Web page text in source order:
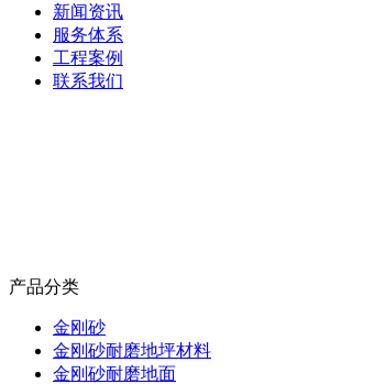
新闻资讯
服务体系
工程案例
联系我们
产品分类
金刚砂
金刚砂耐磨地坪材料
金刚砂耐磨地面